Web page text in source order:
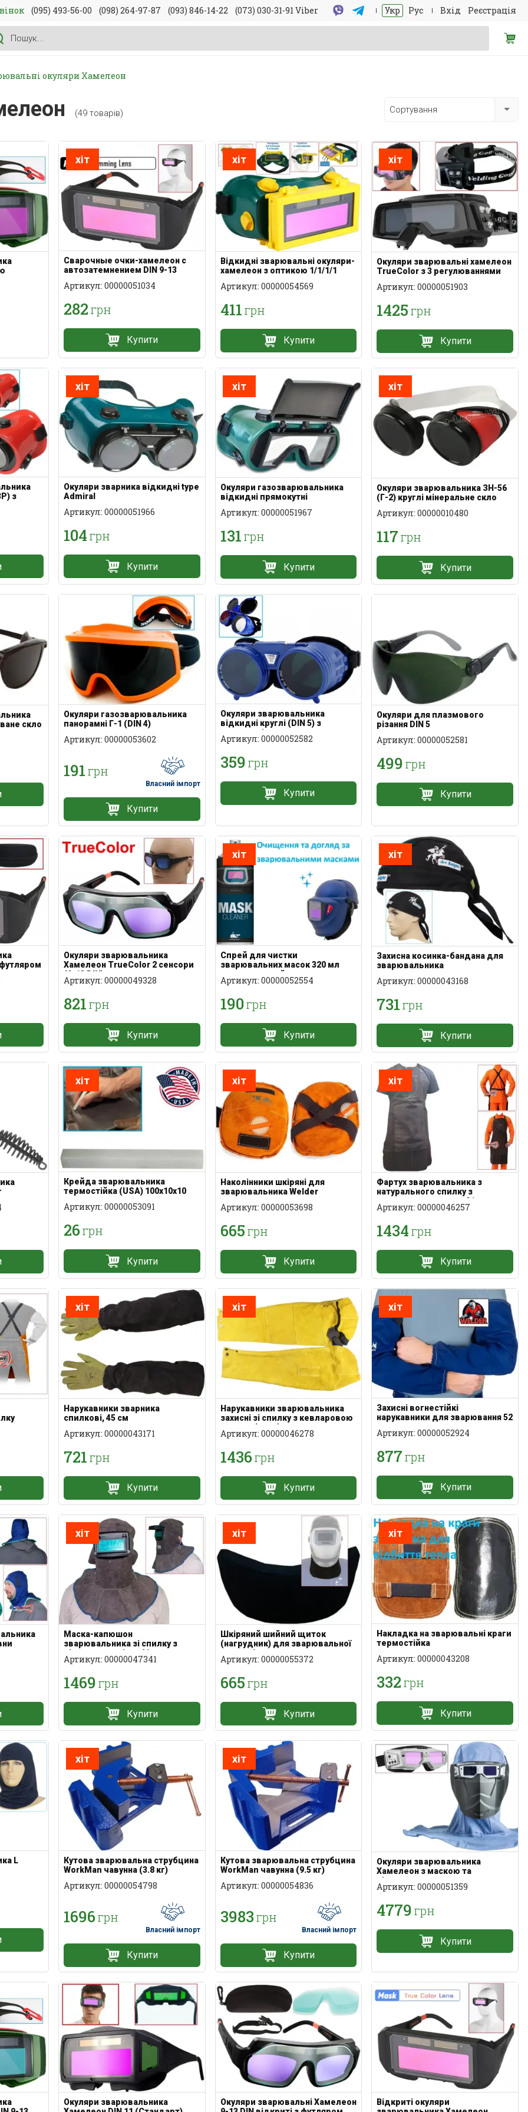
(095) 493-56-00 (098) 264-97-87 (093) 846-14-22 (073) 030-31-91 Viber Укр Рус Вхід Реєстрація
окуляри Хамелеон
(49 товарів) Сортування
хіт
Сварочные очки-хамелеон с
автозатемнением DIN 9-13
Артикул: 00000051034
282грн
Купити
хіт
Відкидні зварювальні окуляри-
хамелеон з оптикою 1/1/1/1
Артикул: 00000054569
411грн
Купити
хіт
Окуляри зварювальні хамелеон
TrueColor з 3 регулюваннями
Артикул: 00000051903
1425 грн
Купити
з
хіт
Окуляри зварника відкидні type
Admiral
Артикул: 00000051966
104грн
Купити
хіт
Окуляри газозварювальника
відкидні прямокутні
Артикул: 00000051967
131грн
Купити
хіт
Окуляри зварювальника ЗН-56
(Г-2) круглі мінеральне скло
Артикул: 00000010480
117 грн
Купити
скло
Окуляри газозварювальника
панорамні Г-1 (DIN 4)
Артикул: 00000053602
191грн
Власний імпорт
Купити
Окуляри зварювальника
відкидні круглі (DIN 5) з
вентиляцією
Артикул: 00000052582
359грн
Купити
Окуляри для плазмового
різання DIN 5
Артикул: 00000052581
499 грн
Купити
Окуляри зварювальника
Хамелеон TrueColor 2 сенсори
(9-13 DIN)
Артикул: 00000049328
821грн
Купити
хіт
Спрей для чистки
зварювальних масок 320 мл
антипригарний
Артикул: 00000052554
190грн
Купити
хіт
Захисна косинка-бандана для
зварювальника
Артикул: 00000043168
731 грн
Купити
хіт
Крейда зварювальника
термостійка (USA) 100х10х10
Артикул: 00000053091
26грн
Купити
хіт
Наколінники шкіряні для
зварювальника Welder
Артикул: 00000053698
665грн
Купити
хіт
Фартух зварювальника з
натурального спилку з
кевларовою ниткою 91 см
Артикул: 00000046257
1434 грн
Купити
хіт
Нарукавники зварника
спилкові, 45 см
Артикул: 00000043171
721грн
Купити
хіт
Нарукавники зварювальника
захисні зі спилку з кевларовою
ниткою (пара)
Артикул: 00000046278
1436грн
Купити
хіт
Захисні вогнестійкі
нарукавники для зварювання 52
Артикул: 00000052924
877 грн
Купити
хіт
Маска-капюшон
зварювальника зі спилку з
відкидним світлофільтром
Артикул: 00000047341
1469грн
Купити
хіт
Шкіряний шийний щиток
(нагрудник) для зварювальної
маски зі спилку
Артикул: 00000055372
665грн
Купити
хіт
Накладка на зварювальні краги
термостійка
Артикул: 00000043208
332 грн
Купити
L
хіт
Кутова зварювальна струбцина
WorkMan чавунна (3.8 кг)
Артикул: 00000054798
1696грн
Власний імпорт
Купити
хіт
Кутова зварювальна струбцина
WorkMan чавунна (9.5 кг)
Артикул: 00000054836
3983грн
Власний імпорт
Купити
Окуляри зварювальника
Хамелеон з маскою та
підшоломником
Артикул: 00000051359
4779 грн
Купити
Окуляри зварювальника
Окуляри зварювальні Хамелеон
Відкриті окуляри